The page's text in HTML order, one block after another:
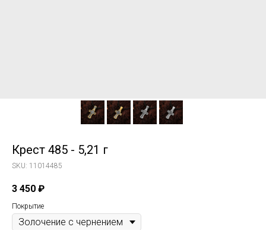
Крест 485 - 5,21 г
SKU: 11014485
3 450 ₽
Покрытие